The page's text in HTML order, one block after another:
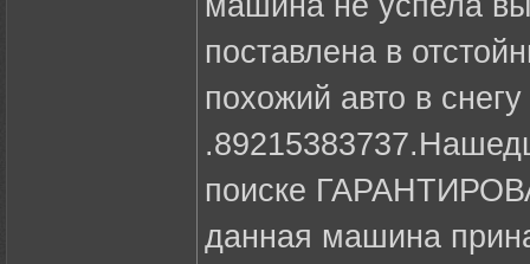
поставлена в
похожий авто в
поиске
данная машина